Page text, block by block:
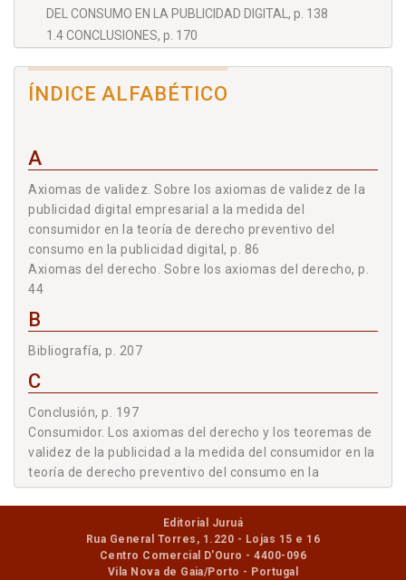
DEL CONSUMO EN LA PUBLICIDAD DIGITAL, p. 138
1.4 CONCLUSIONES, p. 170
DE VALIDEZ DE LA PUBLICIDAD A LA MEDIDA DEL
DERECHO PREVENTIVO DEL CONSUMO EN LA PUBLICIDAD
DIGITAL EN LOS TEOREMAS DE VALIDEZ DE LA
PUBLICIDAD DIGITAL EMPRESARIAL A LA MEDIDA DEL
CONSUMIDOR, p. 182
2.3 CONCLUSIONES, p. 191
CONCLUSIÓN, p. 197
BIBLIOGRAFÍA, p. 207
ÍNDICE ALFABÉTICO
A
Axiomas de validez. Sobre los axiomas de validez de la
publicidad digital empresarial a la medida del
consumidor en la teoría de derecho preventivo del
consumo en la publicidad digital, p. 86
Axiomas del derecho. Sobre los axiomas del derecho, p.
44
B
Bibliografía, p. 207
C
Conclusión, p. 197
Consumidor. Los axiomas del derecho y los teoremas de
validez de la publicidad a la medida del consumidor en la
teoría de derecho preventivo del consumo en la
publicidad digital, p. 43
derecho preventivo del consumo en la publicidad digital
en los teoremas de validez de la publicidad digital
empresarial a la medida del consumidor, p. 182
Editorial Juruá
Rua General Torres, 1.220 - Lojas 15 e 16
Centro Comercial D'Ouro - 4400-096
Vila Nova de Gaia/Porto - Portugal